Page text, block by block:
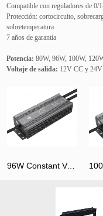
Compatible con reguladores de 0/
Protección: cortocircuito,
sobretemperatura
7 años de garantía
Potencia: 80W, 96W, 100W,
Voltaje de salida: 12V CC y
96W Constant Voltage LED Driver IP67 Industrial-grade